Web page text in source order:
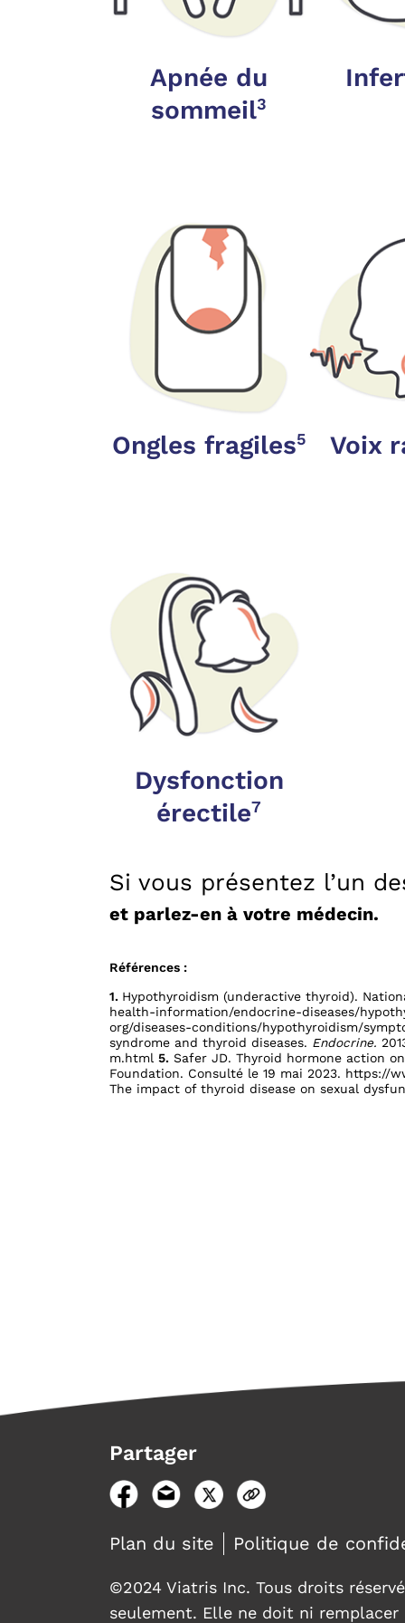
Apnée du
sommeil3
Ongles fragiles5 Voix
Dysfonction
érectile7
Si vous présentez l’un
et parlez-en à votre médecin.
Références :
1. Hypothyroidism (underactive thyroid).
health-information/endocrine-diseases/
org/diseases-conditions/hypothyroidism/
syndrome and thyroid diseases. Endocrine.
m.html 5. Safer JD. Thyroid hormone action
Foundation. Consulté le 19 mai 2023. https://
The impact of thyroid disease on sexual
Partager
Plan du site Politique de
©2024 Viatris Inc. Tous droits
seulement. Elle ne doit ni